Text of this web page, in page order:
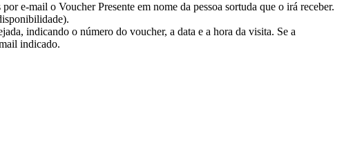
e-mail o Voucher Presente em nome da pessoa sortuda que o irá receber.
indicando o número do voucher, a data e a hora da visita. Se a
indicado.